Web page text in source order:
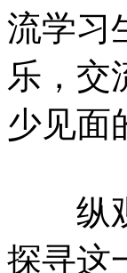
流学习
乐，交
少见面
纵观
探寻这